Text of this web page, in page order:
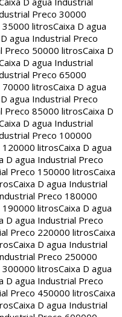
Preco 30000
35000 litrosCaixa D agua
agua Industrial Preco
Preco 50000 litrosCaixa D
D agua Industrial
Preco 65000
70000 litrosCaixa D agua
agua Industrial Preco
Preco 85000 litrosCaixa D
D agua Industrial
Preco 100000
120000 litrosCaixa D agua
D agua Industrial Preco
Preco 150000 litrosCaixa
Caixa D agua Industrial
Preco 180000
190000 litrosCaixa D agua
D agua Industrial Preco
Preco 220000 litrosCaixa
Caixa D agua Industrial
Preco 250000
300000 litrosCaixa D agua
D agua Industrial Preco
Preco 450000 litrosCaixa
Caixa D agua Industrial